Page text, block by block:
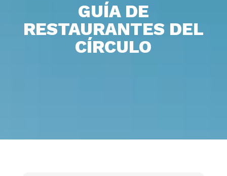
GUÍA DE
RESTAURANTES DEL
CÍRCULO